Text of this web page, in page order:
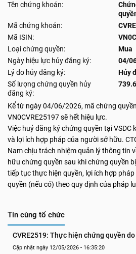
Tên chứng khoán:
Mã chứng khoán:
Mã ISIN:
Loại chứng quyền:
Mua
Ngày hiệu lực hủy đăng ký:
04/
Lý do hủy đăng ký:
Hủy
Số lượng chứng quyền hủy
đăng ký:
Kể từ ngày 04/06/2026, mã chứng
VN0CVRE25197 sẽ hết hiệu lực.
Việc huỷ đăng ký chứng quyền tại VSDC
và lợi ích hợp pháp của người sở hữu.
Nam chịu trách nhiệm quản lý thông tin
hữu chứng quyền sau khi chứng quyền
tiếp tục thực hiện quyền, lợi ích hợp
quyền (nếu có) theo quy định của pháp
Tin cùng tổ chức
CVRE2519: Thực hiện chứng quyền
Cập nhật ngày 12/05/2026 - 16:35:20